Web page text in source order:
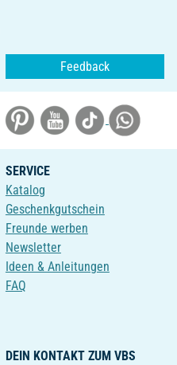
Feedback
SERVICE
Katalog
Geschenkgutschein
Freunde werben
Newsletter
Ideen & Anleitungen
FAQ
DEIN KONTAKT ZUM VBS